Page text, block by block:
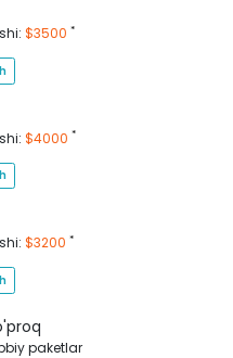
$3500 *
$4000 *
$3200 *
paketlar